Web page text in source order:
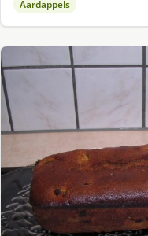
Aardappels